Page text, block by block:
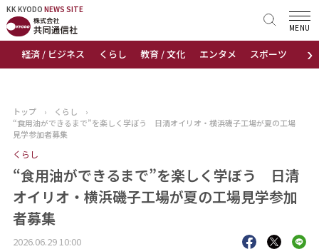
KK KYODO NEWS SITE
›
経済 / ビジネス くらし 教育 / 文化 エンタメ スポーツ 地域
MENU
KK KYODONEWS SITE
トップページ
ニュース
おすすめコンテンツ
出版物
会社概要
トップ › くらし
›
“食用油ができるまで”を楽しく学ぼう 日清オイリオ・横浜磯子工場が夏の工場
見学参加者募集
くらし
“食用油ができるまで”を楽しく学ぼう 日清
オイリオ・横浜磯子工場が夏の工場見学参加
者募集
2026.06.29 10:00